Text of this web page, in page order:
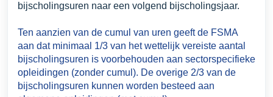
bijscholingsuren naar een volgend bijscholingsjaar.
Ten aanzien van de cumul van uren geeft de FSMA
aan dat minimaal 1/3 van het wettelijk vereiste aantal
bijscholingsuren is voorbehouden aan sectorspecifieke
opleidingen (zonder cumul). De overige 2/3 van de
bijscholingsuren kunnen worden besteed aan